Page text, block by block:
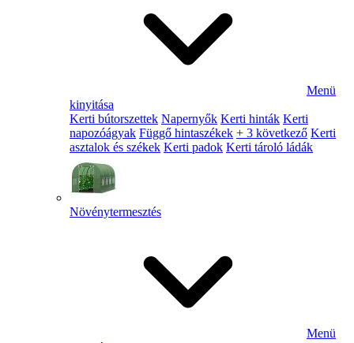
Menü
kinyitása
Kerti bútorszettek Napernyők Kerti hinták Kerti
napozóágyak Függő hintaszékek + 3 következő Kerti
asztalok és székek Kerti padok Kerti tároló ládák
Növénytermesztés
Menü